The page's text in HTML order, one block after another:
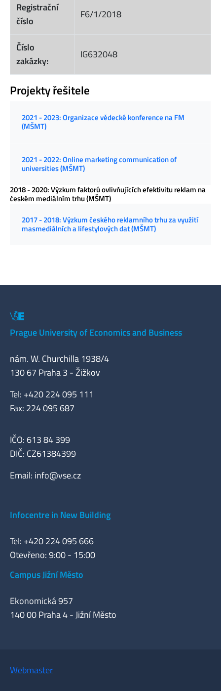
Registrační
číslo
F6/1/2018
Číslo
zakázky:
IG632048
Projekty řešitele
2021 - 2023: Organizace vědecké konference na FM
(MŠMT)
2021 - 2022: Online marketing communication of
universities (MŠMT)
2018 - 2020: Výzkum faktorů ovlivňujících efektivitu reklam na
českém mediálním trhu (MŠMT)
2017 - 2018: Výzkum českého reklamního trhu za využití
masmediálních a lifestylových dat (MŠMT)
Prague University of Economics and Business
nám. W. Churchilla 1938/4
130 67 Praha 3 - Žižkov
Tel: +420 224 095 111
Fax: 224 095 687
IČO: 613 84 399
DIČ: CZ61384399
Email: info@vse.cz
Infocentre in New Building
Tel: +420 224 095 666
Otevřeno: 9:00 - 15:00
Campus Jižní Město
Ekonomická 957
140 00 Praha 4 - Jižní Město
Webmaster